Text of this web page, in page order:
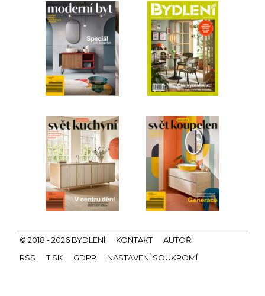
© 2018 - 2026 BYDLENÍ KONTAKT
AUTOŘI
RSS
TISK GDPR NASTAVENÍ SOUKROMÍ